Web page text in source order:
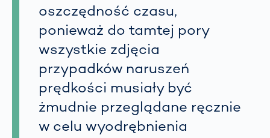
oszczędność czasu,
ponieważ do tamtej pory
wszystkie zdjęcia
przypadków naruszeń
prędkości musiały być
żmudnie przeglądane ręcznie
w celu wyodrębnienia